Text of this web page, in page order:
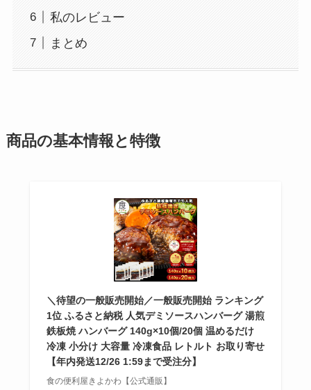
私のレビュー
まとめ
商品の基本情報と特徴
＼待望の一般販売開始／一般販売開始 ランキング
1位 ふるさと納税 人気デミソースハンバーグ 湯煎
鉄板焼 ハンバーグ 140g×10個/20個 温めるだけ
冷凍 小分け 大容量 冷凍食品 レトルト お取り寄せ
【年内発送12/26 1:59まで受注分】
食の便利屋きよかわ【公式通販】